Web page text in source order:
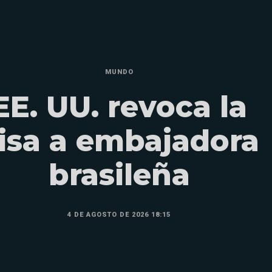
MUNDO
UU. revoca la
a embajadora
brasileña
4 DE AGOSTO DE 2026 18:15